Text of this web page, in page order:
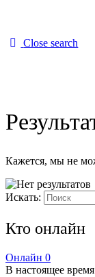
Close search
Кажется, мы не
Искать:
Кто онлайн
Онлайн 0
В настоящее время